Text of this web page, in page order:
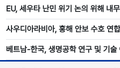
EU, 세우타 난민 위기 논의 위해 내
사우디아라비아, 홍해 안보 수호 연
베트남-한국, 생명공학 연구 및 기술